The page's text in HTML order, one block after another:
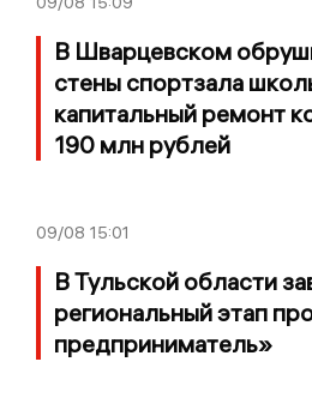
В Шварцевском
стены спортзала
капитальный ремонт
190 млн рублей
09/08 15:01
В Тульской области
региональный этап
предприниматель»